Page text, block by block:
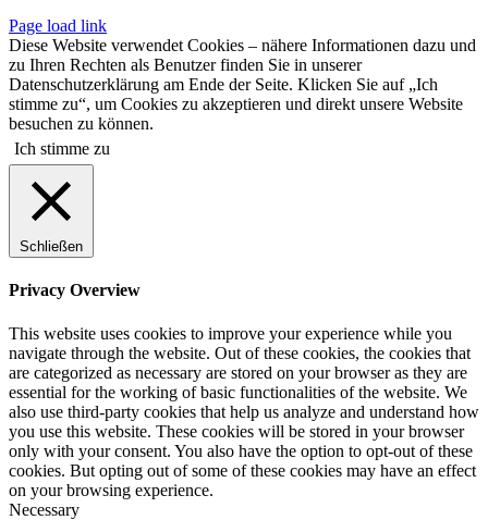
Page load link
Diese Website verwendet Cookies – nähere Informationen dazu und
zu Ihren Rechten als Benutzer finden Sie in unserer
Datenschutzerklärung am Ende der Seite. Klicken Sie auf „Ich
stimme zu“, um Cookies zu akzeptieren und direkt unsere Website
besuchen zu können.
Ich stimme zu
Schließen
Privacy Overview
This website uses cookies to improve your experience while you
navigate through the website. Out of these cookies, the cookies that
are categorized as necessary are stored on your browser as they are
essential for the working of basic functionalities of the website. We
also use third-party cookies that help us analyze and understand how
you use this website. These cookies will be stored in your browser
only with your consent. You also have the option to opt-out of these
cookies. But opting out of some of these cookies may have an effect
on your browsing experience.
Necessary